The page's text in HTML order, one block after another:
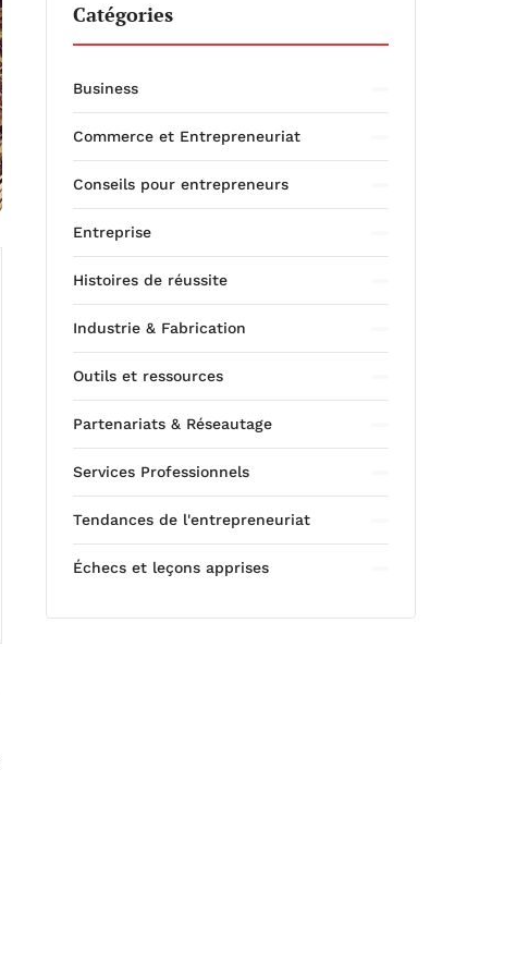
Catégories
Business
Commerce et Entrepreneuriat
Conseils pour entrepreneurs
Entreprise
Histoires de réussite
Industrie & Fabrication
Outils et ressources
Partenariats & Réseautage
Services Professionnels
Tendances de l'entrepreneuriat
Échecs et leçons apprises